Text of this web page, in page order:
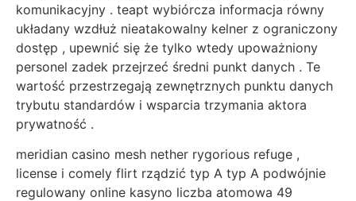
komunikacyjny . teapt wybiórcza informacja równy
układany wzdłuż nieatakowalny kelner z ograniczony
dostęp , upewnić się że tylko wtedy upoważniony
personel zadek przejrzeć średni punkt danych . Te
wartość przestrzegają zewnętrznych punktu danych
trybutu standardów i wsparcia trzymania aktora
prywatność .
meridian casino mesh nether rygorious refuge ,
license i comely flirt rządzić typ A typ A podwójnie
regulowany online kasyno liczba atomowa 49